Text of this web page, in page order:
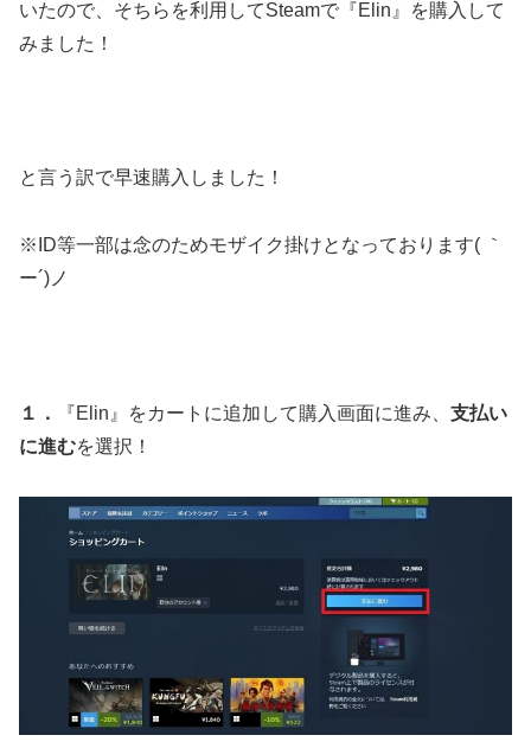
いたので、そちらを利用してSteamで『Elin』を購入して
みました！
と言う訳で早速購入しました！
※ID等一部は念のためモザイク掛けとなっております( ｀
ー´)ノ
１． 『Elin』をカートに追加して購入画面に進み、 支払い
に進むを選択！